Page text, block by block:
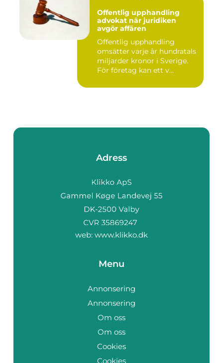
Offentlig upphandling
advokat när juridiken
avgör affären
Offentlig upphandling
omsätter varje år hundratals
miljarder kronor i Sverige.
För företag kan ett v...
Adress
web: www.klikko.dk
Menu
Annonsering
Annonsering
Om oss
Om oss
Cookies
Cookies